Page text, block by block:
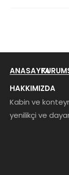
ANASAYFA
HAKKIMIZDA
Kabin ve
yenilikçi ve